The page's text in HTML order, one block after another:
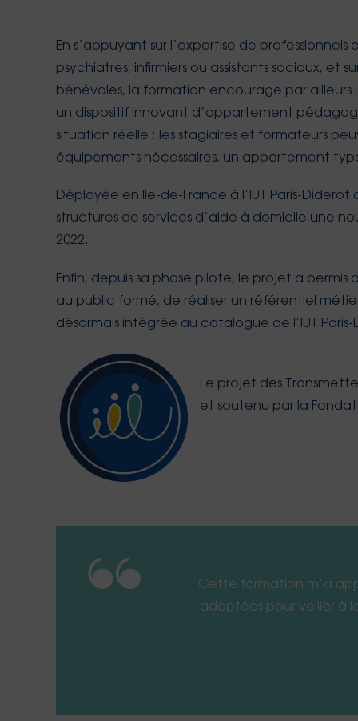
En s’appuyant sur l’expertise de
psychiatres, infirmiers ou assistants sociaux, et
bénévoles, la formation encourage par
un dispositif innovant d’appartement
situation réelle : les stagiaires et formateurs
équipements nécessaires, un appartement
Déployée en Ile-de-France à l’IUT Paris-
structures de services d’aide à domicile,une
2022.
Enfin, depuis sa phase pilote, le projet a
au public formé, de réaliser un référentiel
désormais intégrée au catalogue de l’IUT Paris-
Le projet des
et soutenu par la
Cette formation m’a
adaptées pour veiller à